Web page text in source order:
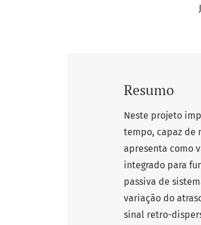
Resumo
Neste projeto
tempo, capaz de
apresenta como
integrado para
passiva de
variação do
sinal retro-